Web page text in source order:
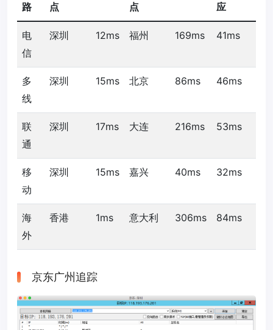
路
点
点
应
电
信
深圳 12ms 福州 169ms 41ms
多
线
深圳 15ms 北京 86ms 46ms
联
通
深圳 17ms 大连 216ms 53ms
移
动
深圳 15ms 嘉兴 40ms 32ms
海
外
香港 1ms 意大利 306ms 84ms
京东广州追踪